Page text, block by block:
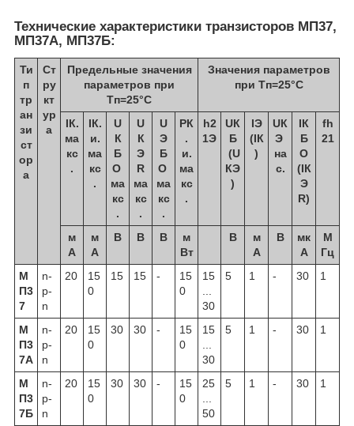
Технические характеристики транзисторов МП37,
МП37А, МП37Б:
Ти
п
тр
ан
зи
ст
ор
а
Ст
ру
кт
ур
а
Предельные значения
параметров при
Тп=25°С
Значения параметров
при Тп=25°С
IК.
ма
кс
.
IК.
и.
ма
кс
.
U
К
Б
О
ма
кс
.
U
К
Э
R
ма
кс
.
U
Э
Б
О
ма
кс
.
РК
.
и.
ма
кс
.
h2
1Э
UК
Б
(U
КЭ
)
IЭ
(IК
)
UК
Э
на
с.
IК
Б
О
(IК
Э
R)
fh
21
м
А
м
А
В В В
м
Вт
В
м
А
В
мк
А
М
Гц
М
П3
7
n-
p-
n
20
15
0
15 15 -
15
0
15
30
5 1 - 30 1
М
П3
7А
n-
p-
n
20
15
0
30 30 -
15
0
15
30
5 1 - 30 1
М
П3
7Б
n-
p-
n
20
15
0
30 30 -
15
0
25
50
5 1 - 30 1